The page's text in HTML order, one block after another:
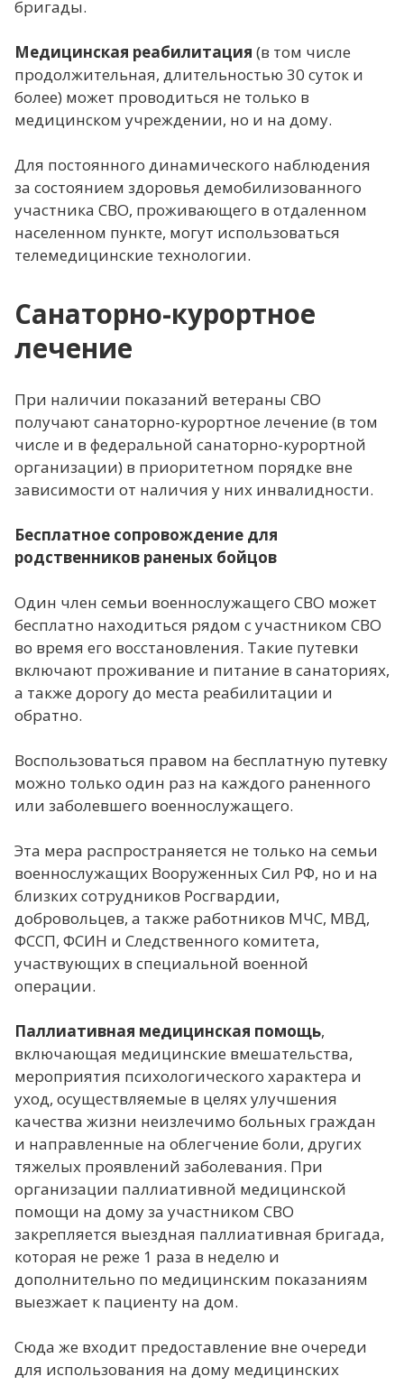
бригады.
Медицинская реабилитация (в том числе
продолжительная, длительностью 30 суток и
более) может проводиться не только в
медицинском учреждении, но и на дому.
Для постоянного динамического наблюдения
за состоянием здоровья демобилизованного
участника СВО, проживающего в отдаленном
населенном пункте, могут использоваться
телемедицинские технологии.
Санаторно-курортное
лечение
При наличии показаний ветераны СВО
получают санаторно-курортное лечение (в том
числе и в федеральной санаторно-курортной
организации) в приоритетном порядке вне
зависимости от наличия у них инвалидности.
Бесплатное сопровождение для
родственников раненых бойцов
Один член семьи военнослужащего СВО может
бесплатно находиться рядом с участником СВО
во время его восстановления. Такие путевки
включают проживание и питание в санаториях,
а также дорогу до места реабилитации и
обратно.
Воспользоваться правом на бесплатную путевку
можно только один раз на каждого раненного
или заболевшего военнослужащего.
Эта мера распространяется не только на семьи
военнослужащих Вооруженных Сил РФ, но и на
близких сотрудников Росгвардии,
добровольцев, а также работников МЧС, МВД,
ФССП, ФСИН и Следственного комитета,
участвующих в специальной военной
операции.
Паллиативная медицинская помощь,
включающая медицинские вмешательства,
мероприятия психологического характера и
уход, осуществляемые в целях улучшения
качества жизни неизлечимо больных граждан
и направленные на облегчение боли, других
тяжелых проявлений заболевания. При
организации паллиативной медицинской
помощи на дому за участником СВО
закрепляется выездная паллиативная бригада,
которая не реже 1 раза в неделю и
дополнительно по медицинским показаниям
выезжает к пациенту на дом.
Сюда же входит предоставление вне очереди
для использования на дому медицинских